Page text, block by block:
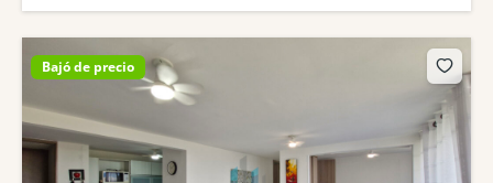
Bajó de precio